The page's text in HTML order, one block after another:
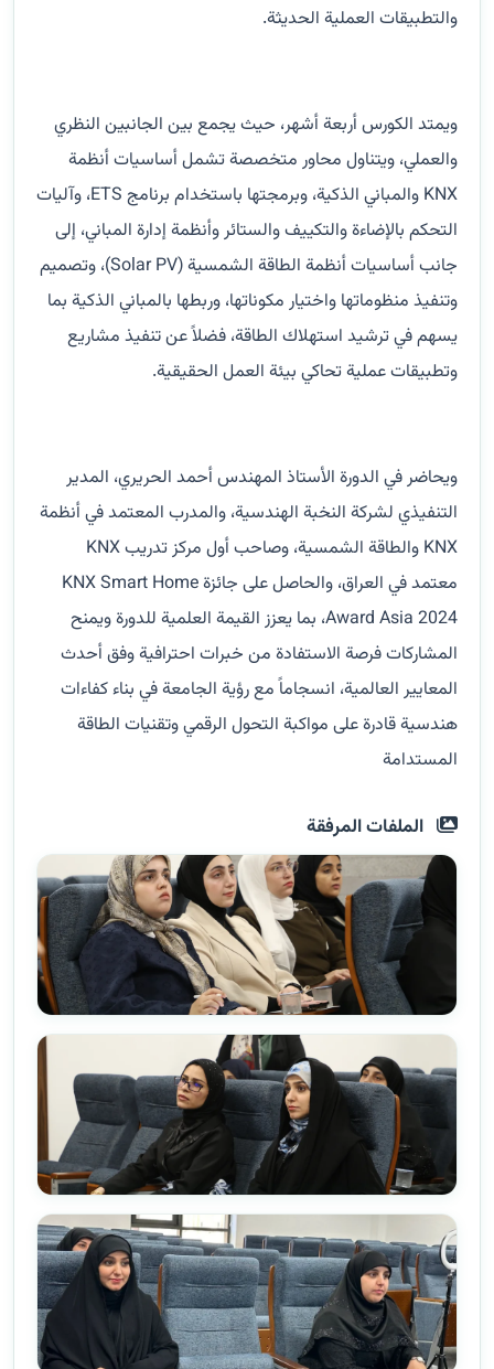
والتطبيقات العملية الحديثة.
ويمتد الكورس أربعة أشهر، حيث يجمع بين الجانبين النظري
والعملي، ويتناول محاور متخصصة تشمل أساسيات أنظمة
KNX والمباني الذكية، وبرمجتها باستخدام برنامج ETS، وآليات
التحكم بالإضاءة والتكييف والستائر وأنظمة إدارة المباني، إلى
جانب أساسيات أنظمة الطاقة الشمسية (Solar PV)، وتصميم
وتنفيذ منظوماتها واختيار مكوناتها، وربطها بالمباني الذكية بما
يسهم في ترشيد استهلاك الطاقة، فضلاً عن تنفيذ مشاريع
وتطبيقات عملية تحاكي بيئة العمل الحقيقية.
ويحاضر في الدورة الأستاذ المهندس أحمد الحريري، المدير
التنفيذي لشركة النخبة الهندسية، والمدرب المعتمد في أنظمة
KNX والطاقة الشمسية، وصاحب أول مركز تدريب KNX
معتمد في العراق، والحاصل على جائزة KNX Smart Home
Award Asia 2024، بما يعزز القيمة العلمية للدورة ويمنح
المشاركات فرصة الاستفادة من خبرات احترافية وفق أحدث
المعايير العالمية، انسجاماً مع رؤية الجامعة في بناء كفاءات
هندسية قادرة على مواكبة التحول الرقمي وتقنيات الطاقة
المستدامة
الملفات المرفقة